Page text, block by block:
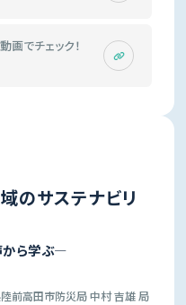
画でチェック！
のサステナビリ
から学ぶ―
陸前高田市防災局 中村 吉雄 局